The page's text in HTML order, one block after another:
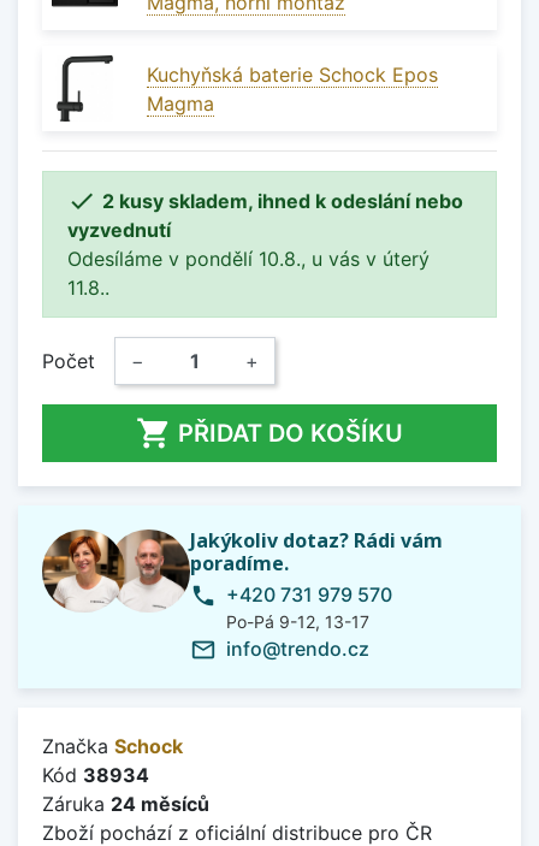
Kuchyňská baterie Schock Epos
Magma
 2 kusy skladem, ihned k odeslání nebo
vyzvednutí
Odesíláme v pondělí 10.8., u vás v úterý
11.8..
Počet − +
 PŘIDAT DO KOŠÍKU
Jakýkoliv dotaz? Rádi vám
poradíme.
phone +420 731 979 570
Po-Pá 9-12, 13-17
mail_outline info@trendo.cz
Značka Schock
Kód 38934
Záruka 24 měsíců
Zboží pochází z oficiální distribuce pro ČR